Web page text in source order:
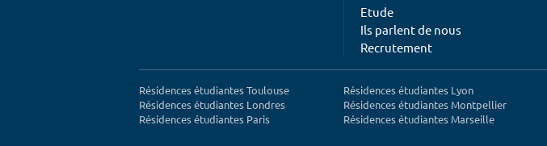
Etude
Ils parlent de nous
Recrutement
Résidences étudiantes Toulouse
Résidences étudiantes Londres
Résidences étudiantes Paris
Résidences étudiantes Lyon
Résidences étudiantes Montpellier
Résidences étudiantes Marseille